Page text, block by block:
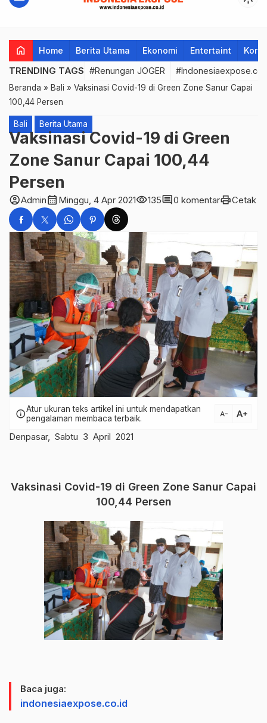
home Home Berita Utama Ekonomi Entertaint
TRENDING TAGS #Renungan JOGER
Beranda » Bali » Vaksinasi Covid-19 di Green Zone Sanur Capai
100,44 Persen
Bali Berita Utama
Vaksinasi Covid-19 di Green
Zone Sanur Capai 100,44
Persen
account_circleAdmincalendar_month Minggu, 4 Apr 2021visibility135comment0 komentarprintCetak
infoAtur ukuran teks artikel ini untuk mendapatkan
pengalaman membaca terbaik.
text_decrease text_increase
Denpasar, Sabtu 3 April 2021
Vaksinasi Covid-19 di Green Zone Sanur Capai
100,44 Persen
Baca juga:
indonesiaexpose.co.id